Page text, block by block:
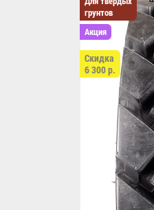
грунтов
Акция
Скидка
6 300 р.